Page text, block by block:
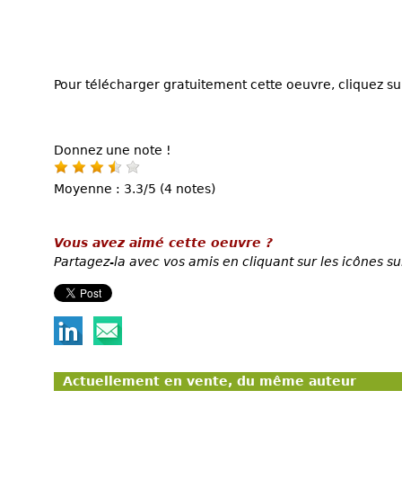
Pour télécharger gratuitement cette oeuvre, cliquez
Donnez une note !
Moyenne : 3.3/5 (4 notes)
Vous avez aimé cette oeuvre ?
Partagez-la avec vos amis en cliquant sur les icônes
Actuellement en vente, du même auteur